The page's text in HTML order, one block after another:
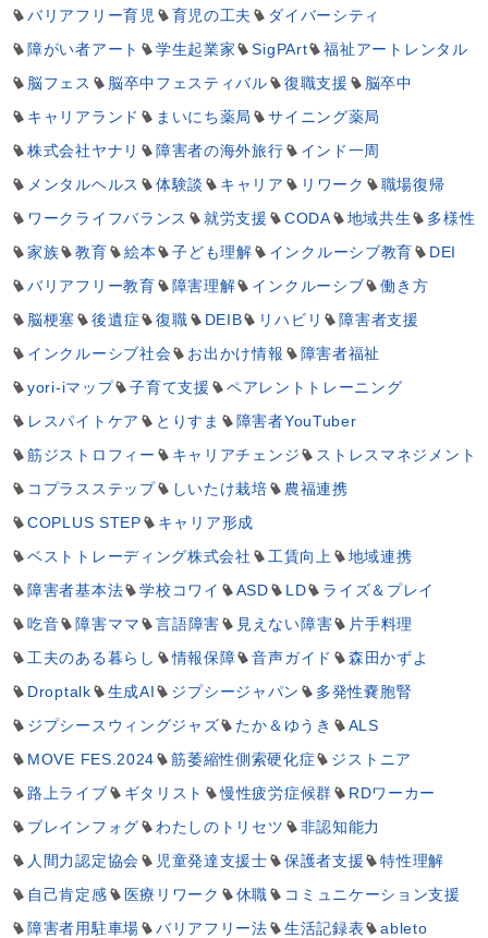
バリアフリー育児
育児の工夫
ダイバーシティ
障がい者アート
学生起業家 SigPArt
福祉アートレンタル
脳フェス
脳卒中フェスティバル 復職支援
脳卒中
キャリアランド
まいにち薬局
サイニング薬局
株式会社ヤナリ
障害者の海外旅行
インド一周
メンタルヘルス
体験談 キャリア リワーク
職場復帰
ワークライフバランス
就労支援 CODA 地域共生
多様性
家族
教育 絵本 子ども理解 インクルーシブ教育
DEI
バリアフリー教育
障害理解 インクルーシブ
働き方
脳梗塞
後遺症 復職 DEIB リハビリ
障害者支援
インクルーシブ社会
お出かけ情報
障害者福祉
yori-iマップ
子育て支援
ペアレントトレーニング
レスパイトケア
とりすま
障害者YouTuber
筋ジストロフィー
キャリアチェンジ
ストレスマネジメント
コプラスステップ
しいたけ栽培
農福連携
COPLUS STEP
キャリア形成
ベストトレーディング株式会社
工賃向上
地域連携
障害者基本法
学校コワイ ASD LD
ライズ＆プレイ
吃音
障害ママ 言語障害 見えない障害
片手料理
工夫のある暮らし
情報保障 音声ガイド
森田かずよ
Droptalk
生成AI ジプシージャパン
多発性嚢胞腎
ジプシースウィングジャズ
たか＆ゆうき
ALS
MOVE FES.2024
筋萎縮性側索硬化症
ジストニア
路上ライブ
ギタリスト 慢性疲労症候群
RDワーカー
ブレインフォグ
わたしのトリセツ
非認知能力
人間力認定協会
児童発達支援士 保護者支援
特性理解
自己肯定感
医療リワーク 休職
コミュニケーション支援
障害者用駐車場
バリアフリー法 生活記録表
ableto